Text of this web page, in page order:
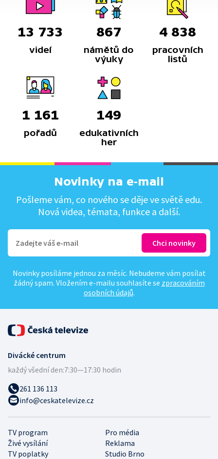
13 733
videí
867
námětů do
výuky
4 838
pracovních
listů
1 161
pořadů
149
edukativních
her
Novinky na e-mail
Pošleme vám, co nového se děje ve světě edu.
Nová videa, témata, funkce a další.
Novinky posíláme jednou za měsíc. Nebudeme vám posílat
žádný spam. Vložením e-mailu souhlasíte se zpracováním
osobních údajů.